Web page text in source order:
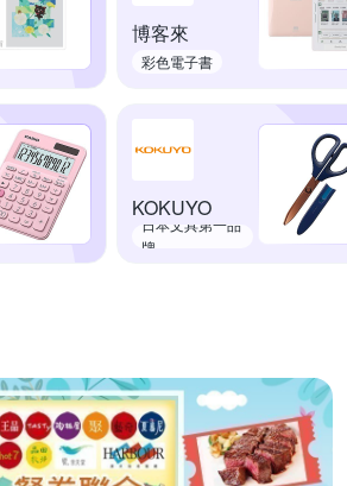
博客來
彩色電子書
KOKUYO
日本文具第一品
牌